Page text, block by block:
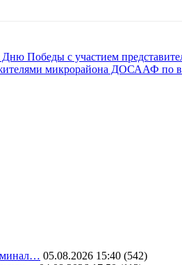
Победы с участием
микрорайона ДОСААФ по
05.08.2026 15:40 (542)